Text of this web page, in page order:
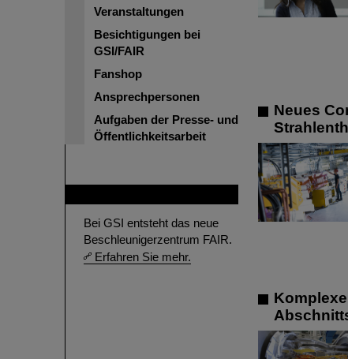
Veranstaltungen
Besichtigungen bei
GSI/FAIR
Fanshop
Ansprechpersonen
Aufgaben der Presse- und
Öffentlichkeitsarbeit
Bei GSI entsteht das neue
Beschleunigerzentrum FAIR.
Erfahren Sie mehr.
Neues